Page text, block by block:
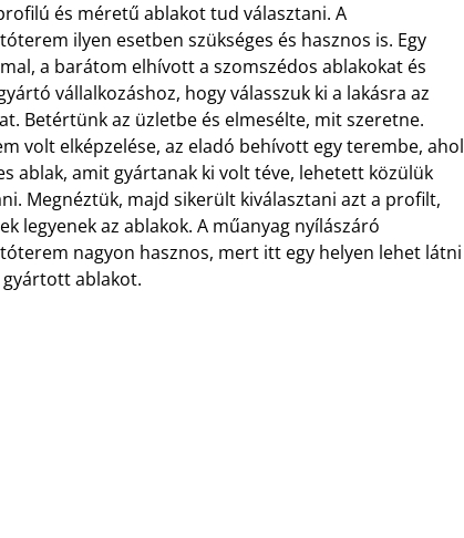
és méretű ablakot tud választani. A
ilyen esetben szükséges és hasznos is. Egy
a barátom elhívott a szomszédos ablakokat és
vállalkozáshoz, hogy válasszuk ki a lakásra az
Betértünk az üzletbe és elmesélte, mit szeretne.
volt elképzelése, az eladó behívott egy terembe, ahol
ablak, amit gyártanak ki volt téve, lehetett közülük
Megnéztük, majd sikerült kiválasztani azt a profilt,
legyenek az ablakok. A műanyag nyílászáró
nagyon hasznos, mert itt egy helyen lehet látni
ablakot.